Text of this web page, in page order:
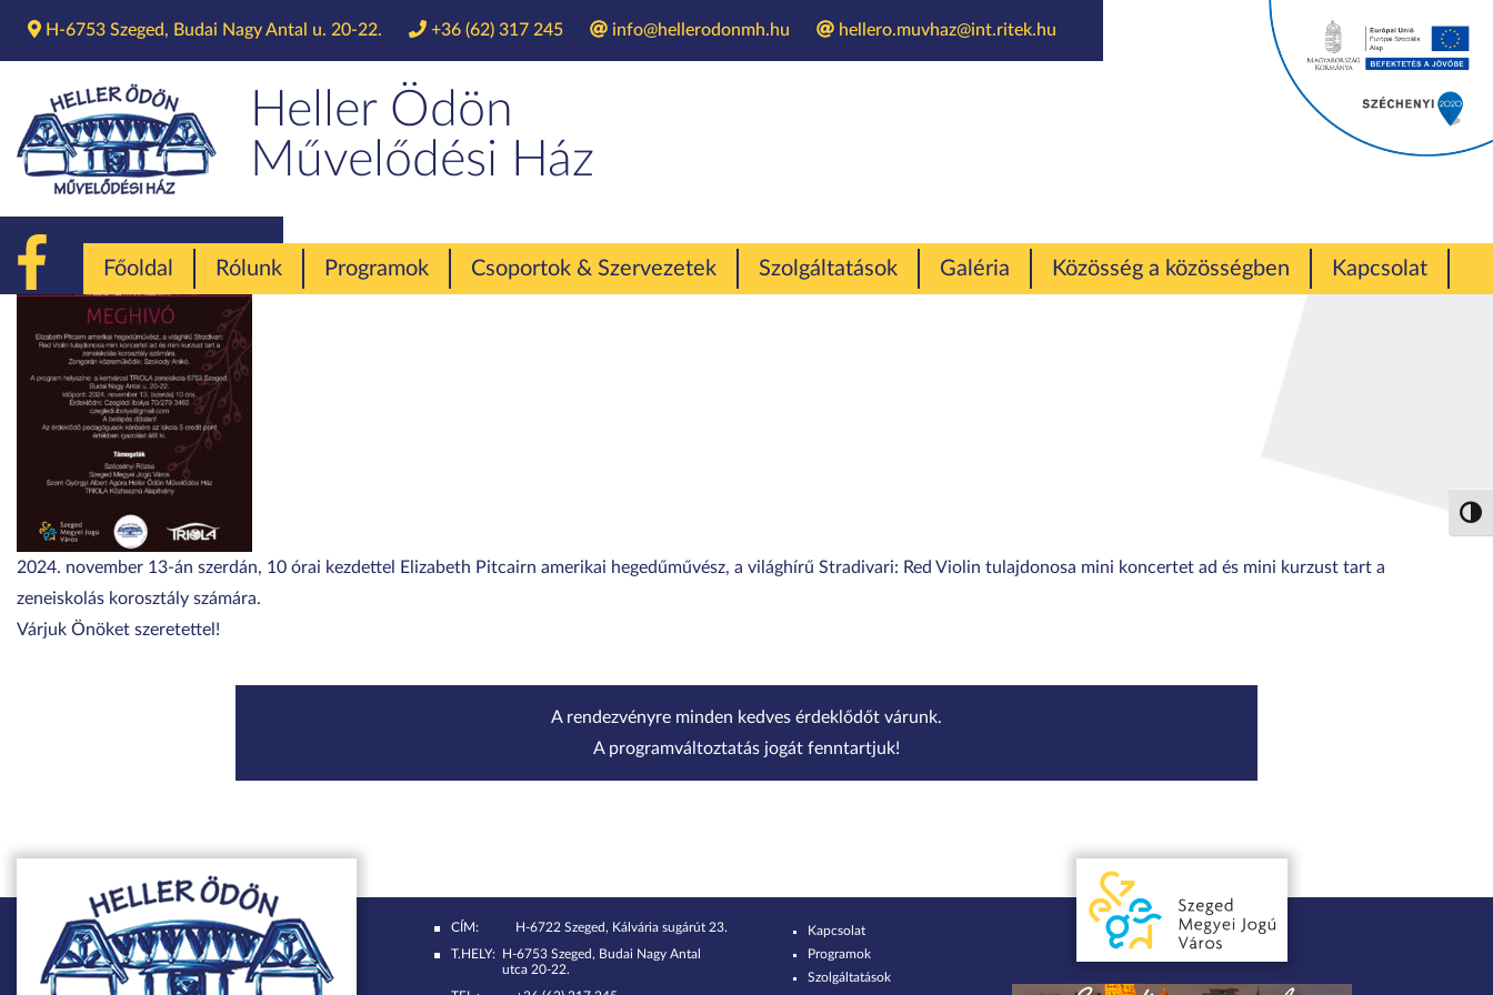
H-6753 Szeged, Budai Nagy Antal u. 20-22. +36 (62) 317 245 info@hellerodonmh.hu hellero.muvhaz@int.ritek.hu
Heller Ödön
Művelődési Ház
Főoldal Rólunk Programok Csoportok & Szervezetek Szolgáltatások Galéria Közösség a közösségben Kapcsolat
Mini koncert, mini kurzus
2024. november 13-án szerdán, 10 órai kezdettel Elizabeth Pitcairn amerikai hegedűművész, a világhírű Stradivari: Red Violin tulajdonosa mini koncertet ad és mini kurzust tart a
zeneiskolás korosztály számára.
Várjuk Önöket szeretettel!
A rendezvényre minden kedves érdeklődőt várunk.
A programváltoztatás jogát fenntartjuk!
CÍM:
H-6722 Szeged, Kálvária sugárút 23.
T.HELY: H-6753 Szeged, Budai Nagy Antal
utca 20-22.
Kapcsolat
Programok
Szolgáltatások